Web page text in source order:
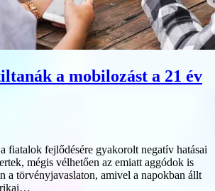
a mobilozást a 21 év
fiatalok fejlődésére gyakorolt negatív hatásai
mégis vélhetően az emiatt aggódok is
a törvényjavaslaton, amivel a napokban állt